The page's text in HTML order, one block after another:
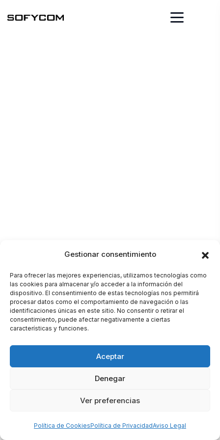
Gestionar consentimiento
Para ofrecer las mejores experiencias, utilizamos tecnologías como
las cookies para almacenar y/o acceder a la información del
dispositivo. El consentimiento de estas tecnologías nos permitirá
procesar datos como el comportamiento de navegación o las
identificaciones únicas en este sitio. No consentir o retirar el
consentimiento, puede afectar negativamente a ciertas
características y funciones.
Aceptar
Denegar
Ver preferencias
Política de CookiesPolítica de PrivacidadAviso Legal